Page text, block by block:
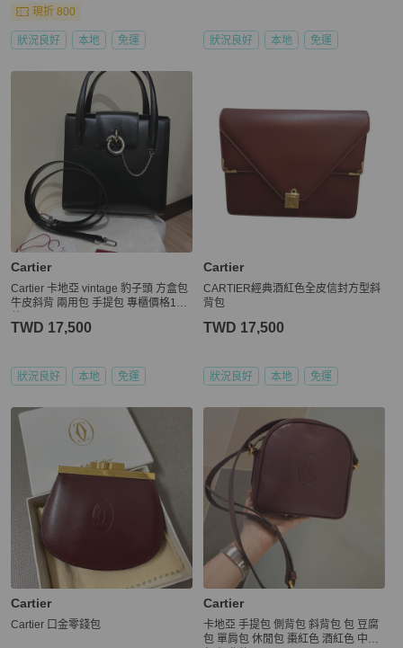
現折 800
狀況良好 本地 免運 狀況良好 本地 免運
Cartier
Cartier 卡地亞 vintage 豹子頭 方盒包
牛皮斜背 兩用包 手提包 專櫃價格16
TWD 17,500
狀況良好 本地 免運
Cartier
CARTIER經典酒紅色全皮信封方型斜
背包
TWD 17,500
狀況良好 本地 免運
Cartier
Cartier 口金零錢包
Cartier
卡地亞 手提包 側背包 斜背包 包 豆腐
包 單肩包 休閒包 棗紅色 酒紅色 中古